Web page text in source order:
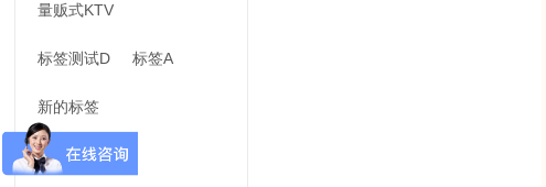
量贩式KTV
标签测试D 标签A
新的标签
度假酒店设计